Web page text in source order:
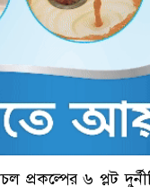
প্রকল্পের ৬ প্লট